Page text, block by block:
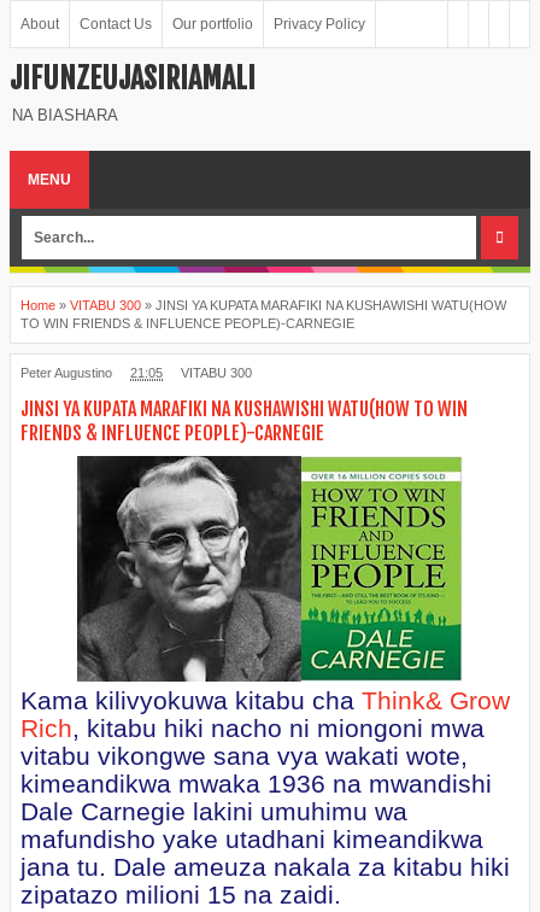
About Contact Us Our portfolio Privacy Policy
JIFUNZEUJASIRIAMALI
NA BIASHARA
MENU
Home » VITABU 300 » JINSI YA KUPATA MARAFIKI NA KUSHAWISHI WATU(HOW
TO WIN FRIENDS & INFLUENCE PEOPLE)-CARNEGIE
Peter Augustino 21:05 VITABU 300
JINSI YA KUPATA MARAFIKI NA KUSHAWISHI WATU(HOW TO WIN
FRIENDS & INFLUENCE PEOPLE)-CARNEGIE
Kama kilivyokuwa kitabu cha Think& Grow
Rich, kitabu hiki nacho ni miongoni mwa
vitabu vikongwe sana vya wakati wote,
kimeandikwa mwaka 1936 na mwandishi
Dale Carnegie lakini umuhimu wa
mafundisho yake utadhani kimeandikwa
jana tu. Dale ameuza nakala za kitabu hiki
zipatazo milioni 15 na zaidi.